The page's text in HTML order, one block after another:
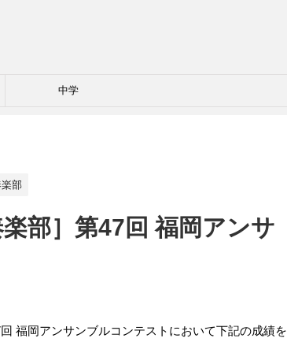
中学
部
楽部］第47回 福岡アンサ
福岡アンサンブルコンテストにおいて下記の成績を